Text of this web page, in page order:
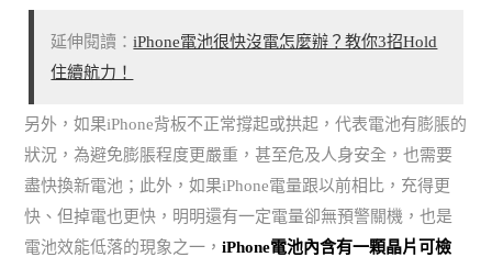
延伸閱讀：iPhone電池很快沒電怎麼辦？教你3招Hold
住續航力！
另外，如果iPhone背板不正常撐起或拱起，代表電池有膨脹的
狀況，為避免膨脹程度更嚴重，甚至危及人身安全，也需要
盡快換新電池；此外，如果iPhone電量跟以前相比，充得更
快、但掉電也更快，明明還有一定電量卻無預警關機，也是
電池效能低落的現象之一，iPhone電池內含有一顆晶片可檢